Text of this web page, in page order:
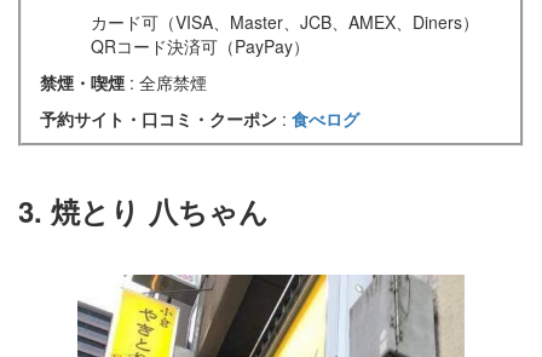
カード可（VISA、Master、JCB、AMEX、Diners）
QRコード決済可（PayPay）
禁煙・喫煙 : 全席禁煙
予約サイト・口コミ・クーポン : 食べログ
3. 焼とり 八ちゃん